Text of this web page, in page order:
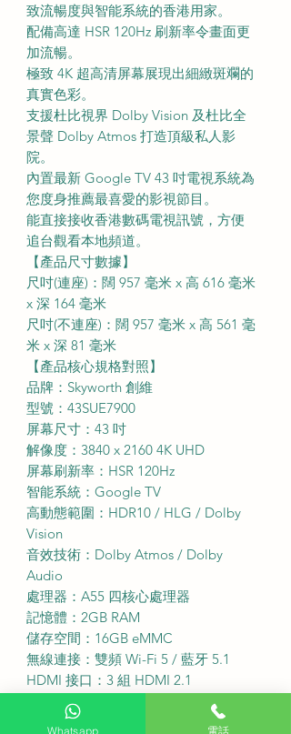
致流暢度與智能系統的香港用家。
配備高達 HSR 120Hz 刷新率令畫面更
加流暢。
極致 4K 超高清屏幕展現出細緻斑斕的
真實色彩。
支援杜比視界 Dolby Vision 及杜比全
景聲 Dolby Atmos 打造頂級私人影
院。
內置最新 Google TV 43 吋電視系統為
您度身推薦最喜愛的影視節目。
能直接接收香港數碼電視訊號，方便
追台觀看本地頻道。
【產品尺寸數據】
尺吋(連座)：闊 957 毫米 x 高 616 毫米
x 深 164 毫米
尺吋(不連座)：闊 957 毫米 x 高 561 毫
米 x 深 81 毫米
【產品核心規格對照】
品牌：Skyworth 創維
型號：43SUE7900
屏幕尺寸：43 吋
解像度：3840 x 2160 4K UHD
屏幕刷新率：HSR 120Hz
智能系統：Google TV
高動態範圍：HDR10 / HLG / Dolby
Vision
音效技術：Dolby Atmos / Dolby
Audio
處理器：A55 四核心處理器
記憶體：2GB RAM
儲存空間：16GB eMMC
無線連接：雙頻 Wi-Fi 5 / 藍牙 5.1
HDMI 接口：3 組 HDMI 2.1
USB 接口：2 組 USB 2.0
能源效益標籤：3 級
Whatsapp 電話